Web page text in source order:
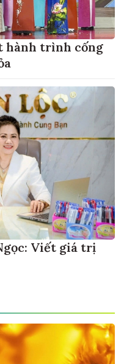
hành trình cống
Viết giá trị